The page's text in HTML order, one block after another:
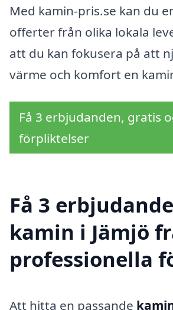
Med kamin-pris.se kan du
offerter från olika lokala
att du kan fokusera på att
värme och komfort en
Få 3 erbjudanden, gratis
förpliktelser
Få 3
kamin i Jämjö
professionella
Att hitta en passande